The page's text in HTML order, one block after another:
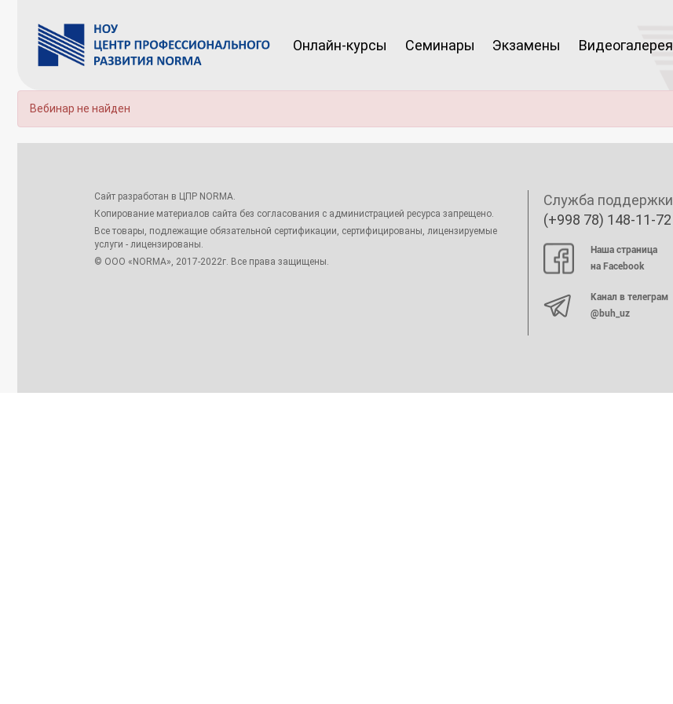
Онлайн-курсы Семинары Экзамены Видеогалерея
Вебинар не найден
Сайт разработан в ЦПР NORMA.
Копирование материалов сайта без согласования с администрацией ресурса запрещено.
Все товары, подлежащие обязательной сертификации, сертифицированы, лицензируемые
услуги - лицензированы.
© ООО «NORMA», 2017-2022г. Все права защищены.
Служба поддержки
(+998 78) 148-11-72
Наша страница
на Facebook
Канал в телеграм
@buh_uz